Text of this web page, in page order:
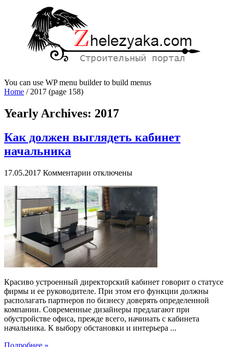
You can use WP menu builder to build menus
Home /2017 (page 158)
Yearly Archives: 2017
Как должен выглядеть кабинет
начальника
17.05.2017 Комментарии к
Как
должен
выглядеть
кабинет
начальника
отключены
Красиво устроенный директорский кабинет говорит о статусе
фирмы и ее руководителе. При этом его функции должны
располагать партнеров по бизнесу доверять определенной
компании. Современные дизайнеры предлагают при
обустройстве офиса, прежде всего, начинать с кабинета
начальника. К выбору обстановки и интерьера ...